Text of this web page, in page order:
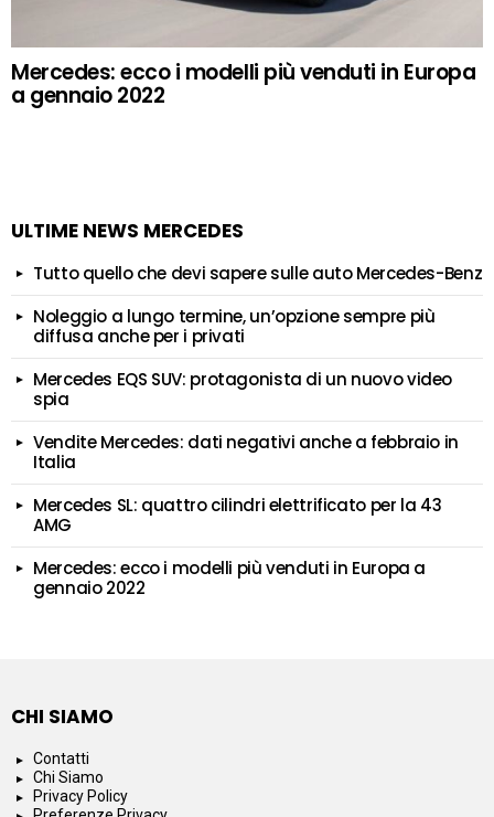
Mercedes: ecco i modelli più venduti in Europa
a gennaio 2022
ULTIME NEWS MERCEDES
Tutto quello che devi sapere sulle auto Mercedes-Benz
Noleggio a lungo termine, un’opzione sempre più
diffusa anche per i privati
Mercedes EQS SUV: protagonista di un nuovo video
spia
Vendite Mercedes: dati negativi anche a febbraio in
Italia
Mercedes SL: quattro cilindri elettrificato per la 43
AMG
Mercedes: ecco i modelli più venduti in Europa a
gennaio 2022
CHI SIAMO
Contatti
Chi Siamo
Privacy Policy